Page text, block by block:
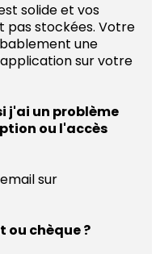
solide et vos
pas stockées. Votre
une
sur votre
j'ai un problème
ou l'accès
sur
ou chèque ?